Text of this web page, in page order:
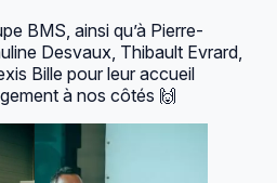
BMS, ainsi qu’à Pierre-
Desvaux, Thibault Evrard,
Bille pour leur accueil
à nos côtés 🙌